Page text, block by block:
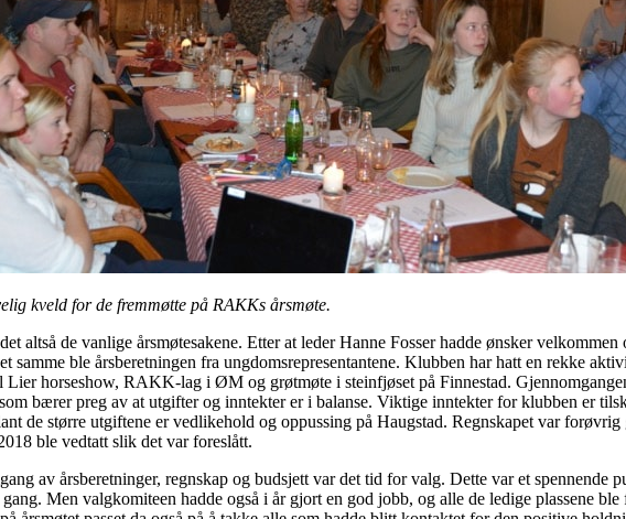
kveld for de fremmøtte på RAKKs årsmøte.
altså de vanlige årsmøtesakene. Etter at leder Hanne Fosser hadde ønsker
samme ble årsberetningen fra ungdomsrepresentantene. Klubben har hatt en rekke
Lier horseshow, RAKK-lag i ØM og grøtmøte i steinfjøset på Finnestad.
bærer preg av at utgifter og inntekter er i balanse. Viktige inntekter for klubben er
de større utgiftene er vedlikehold og oppussing på Haugstad. Regnskapet var
ble vedtatt slik det var foreslått.
av årsberetninger, regnskap og budsjett var det tid for valg. Dette var et spennende
Men valgkomiteen hadde også i år gjort en god jobb, og alle de ledige plassene